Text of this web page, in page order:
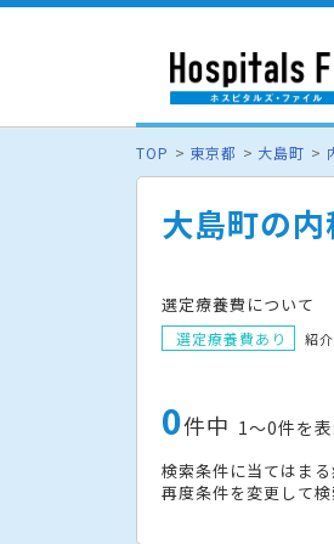
TOP 東京都 大島町
大島町の内
選定療養費について
選定療養費あり 紹
0件中 1〜0件を
検索条件に当てはま
再度条件を変更して検